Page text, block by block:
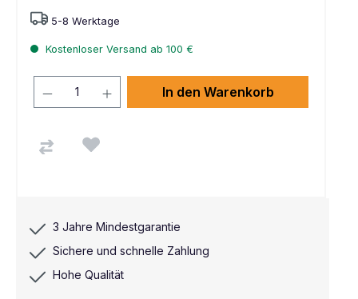
5-8 Werktage
Kostenloser Versand ab 100 €
In den Warenkorb
3 Jahre Mindestgarantie
Sichere und schnelle Zahlung
Hohe Qualität